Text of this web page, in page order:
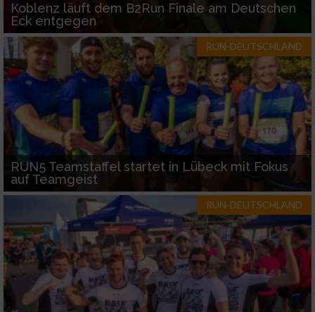
Koblenz läuft dem B2Run Finale am Deutschen
Eck entgegen
RUN-DEUTSCHLAND
RUN5 Teamstaffel startet in Lübeck mit Fokus
auf Teamgeist
RUN-DEUTSCHLAND